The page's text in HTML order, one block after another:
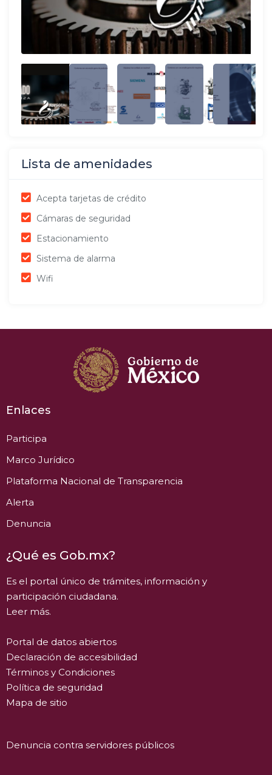
Lista de amenidades
Acepta tarjetas de crédito
Cámaras de seguridad
Estacionamiento
Sistema de alarma
Wifi
Enlaces
Participa
Marco Jurídico
Plataforma Nacional de Transparencia
Alerta
Denuncia
¿Qué es Gob.mx?
Es el portal único de trámites, información y
participación ciudadana.
Leer más.
Portal de datos abiertos
Declaración de accesibilidad
Términos y Condiciones
Política de seguridad
Mapa de sitio
Denuncia contra servidores públicos